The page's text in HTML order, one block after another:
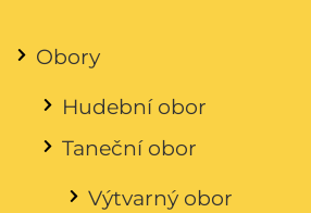
Obory
Hudební obor
Taneční obor
Výtvarný obor